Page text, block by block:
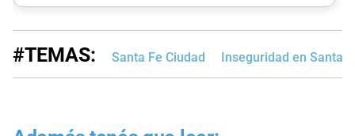
#TEMAS: Santa Fe Ciudad Inseguridad en Santa